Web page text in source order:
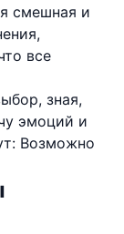
смешная и
все
зная,
эмоций и
Возможно